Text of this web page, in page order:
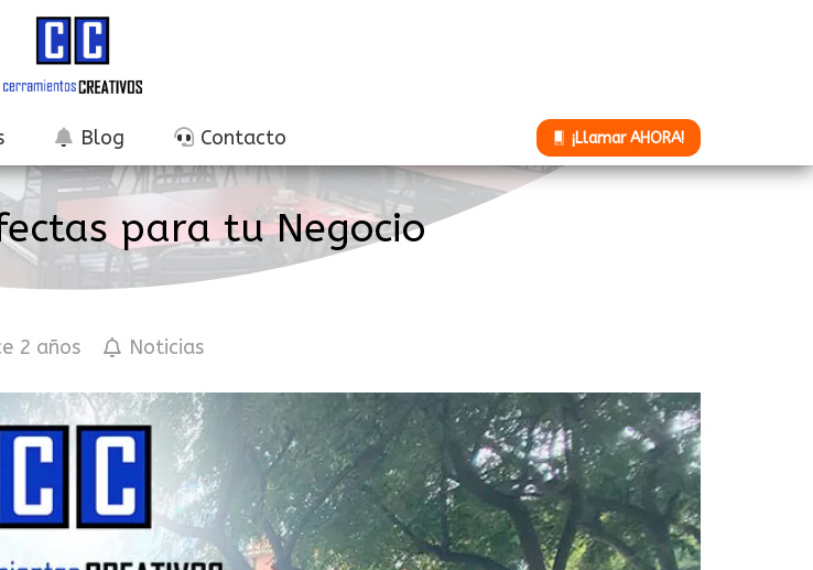
Blog Contacto ¡Llamar AHORA!
para tu Negocio
2 años Noticias